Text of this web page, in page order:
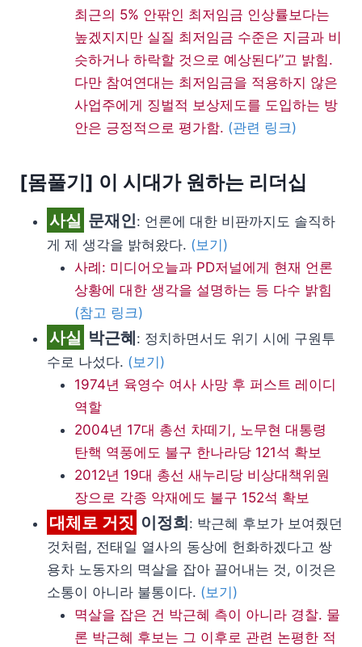
최근의 5% 안팎인 최저임금 인상률보다는
높겠지지만 실질 최저임금 수준은 지금과 비
슷하거나 하락할 것으로 예상된다”고 밝힘.
다만 참여연대는 최저임금을 적용하지 않은
사업주에게 징벌적 보상제도를 도입하는 방
안은 긍정적으로 평가함. (관련 링크)
[몸풀기] 이 시대가 원하는 리더십
사실 문재인: 언론에 대한 비판까지도 솔직하
게 제 생각을 밝혀왔다. (보기)
사례: 미디어오늘과 PD저널에게 현재 언론
상황에 대한 생각을 설명하는 등 다수 밝힘
(참고 링크)
사실 박근혜: 정치하면서도 위기 시에 구원투
수로 나섰다. (보기)
1974년 육영수 여사 사망 후 퍼스트 레이디
역할
2004년 17대 총선 차떼기, 노무현 대통령
탄핵 역풍에도 불구 한나라당 121석 확보
2012년 19대 총선 새누리당 비상대책위원
장으로 각종 악재에도 불구 152석 확보
대체로 거짓 이정희: 박근혜 후보가 보여줬던
것처럼, 전태일 열사의 동상에 헌화하겠다고 쌍
용차 노동자의 멱살을 잡아 끌어내는 것, 이것은
소통이 아니라 불통이다. (보기)
멱살을 잡은 건 박근혜 측이 아니라 경찰. 물
론 박근혜 후보는 그 이후로 관련 논평한 적